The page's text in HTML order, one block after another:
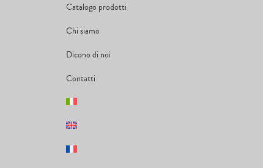
Catalogo prodotti
Chi siamo
Dicono di noi
Contatti